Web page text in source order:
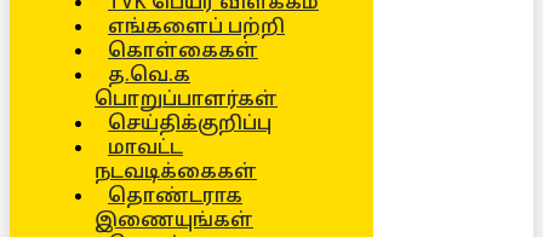
எங்களைப் பற்றி
கொள்கைகள்
த.வெ.க
பொறுப்பாளர்கள்
செய்திக்குறிப்பு
மாவட்ட
நடவடிக்கைகள்
தொண்டராக
இணையுங்கள்